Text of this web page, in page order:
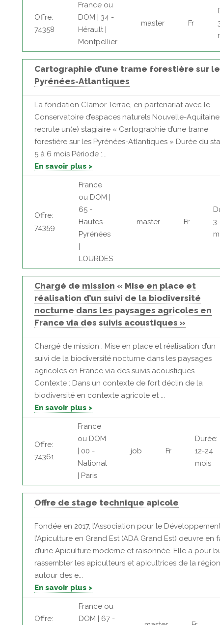
Offre:
74358
France ou
DOM | 34 -
Hérault |
Montpellier
master Fr
Cartographie d’une trame forestière sur
Pyrénées-Atlantiques
La fondation Clamor Terrae, en partenariat avec le
Conservatoire d’espaces naturels Nouvelle-
recrute un(e) stagiaire « Cartographie d’une trame
forestière sur les Pyrénées-Atlantiques » Durée du
5 à 6 mois Période :...
En savoir plus >
Offre:
74359
France
ou DOM |
65 -
Hautes-
Pyrénées
|
LOURDES
master Fr
Chargé de mission « Mise en place et
réalisation d’un suivi de la biodiversité
nocturne dans les paysages agricoles en
France via des suivis acoustiques »
Chargé de mission : Mise en place et réalisation d’un
suivi de la biodiversité nocturne dans les paysages
agricoles en France via des suivis acoustiques
Contexte : Dans un contexte de fort déclin de la
biodiversité en contexte agricole et ...
En savoir plus >
Offre:
74361
France
ou DOM
| 00 -
National
| Paris
job Fr
Durée:
12-24
mois
Offre de stage technique apicole
Fondée en 2017, l’Association pour le
l’Apiculture en Grand Est (ADA Grand Est) oeuvre en
d’une Apiculture moderne et raisonnée. Elle a pour
rassembler les apiculteurs et apicultrices de la région
autour des e...
En savoir plus >
Offre:
France ou
DOM | 67 -